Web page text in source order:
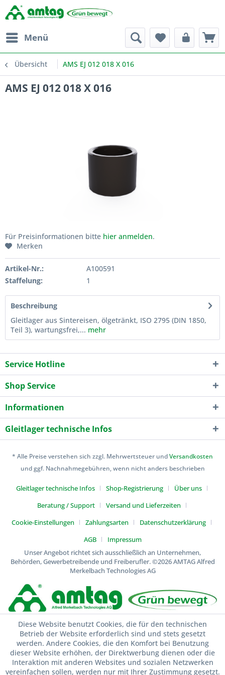
Menü
Übersicht AMS EJ 012 018 X 016
AMS EJ 012 018 X 016
Für Preisinformationen bitte hier anmelden.
Merken
Artikel-Nr.:
A100591
Staffelung:
1
Beschreibung
Gleitlager aus Sintereisen, ölgetränkt, ISO 2795 (DIN 1850,
Teil 3), wartungsfrei,... mehr
Service Hotline
Shop Service
Informationen
Gleitlager technische Infos
* Alle Preise verstehen sich zzgl. Mehrwertsteuer undVersandkosten
und ggf. Nachnahmegebühren, wenn nicht anders beschrieben
Gleitlager technische Infos Shop-Registrierung
Über uns
Beratung / Support
Versand und Lieferzeiten
Cookie-Einstellungen
Zahlungsarten
Datenschutzerklärung
AGB
Impressum
Unser Angebot richtet sich ausschließlich an Unternehmen,
Behörden, Gewerbetreibende und Freiberufler.©2026 AMTAG Alfred
Merkelbach Technologies AG
Diese Website benutzt Cookies, die für den technischen
Betrieb der Website erforderlich sind und stets gesetzt
werden. Andere Cookies, die den Komfort bei Benutzung
dieser Website erhöhen, der Direktwerbung dienen oder die
Interaktion mit anderen Websites und sozialen Netzwerken
vereinfachen sollen, werden nur mit Ihrer Zustimmung gesetzt.